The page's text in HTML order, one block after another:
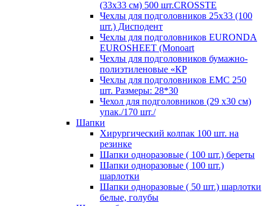
(33х33 см) 500 шт.CROSSTE
Чехлы для подголовников 25х33 (100
шт.) Дисподент
Чехлы для подголовников EURONDA
EUROSHEET (Monoart
Чехлы для подголовников бумажно-
полиэтиленовые «КР
Чехлы для подголовников ЕМС 250
шт. Размеры: 28*30
Чехол для подголовников (29 х30 см)
упак./170 шт./
Шапки
Хирургический колпак 100 шт. на
резинке
Шапки одноразовые ( 100 шт.) береты
Шапки одноразовые ( 100 шт.)
шарлотки
Шапки одноразовые ( 50 шт.) шарлотки
белые, голубы